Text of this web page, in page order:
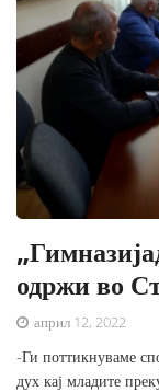
одржи во
април 12, 2022
-Ги поттикнуваме
дух кај младите